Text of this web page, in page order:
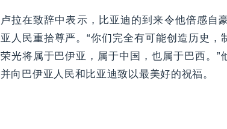
卢拉在致辞中表示，比亚迪的到来令他倍感自
亚人民重拾尊严。“你们完全有可能创造历史
荣光将属于巴伊亚，属于中国，也属于巴西。”
并向巴伊亚人民和比亚迪致以最美好的祝福。